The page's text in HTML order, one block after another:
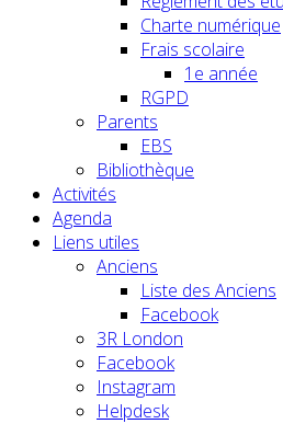
Charte numérique
Frais scolaire
1e année
RGPD
Parents
EBS
Bibliothèque
Activités
Agenda
Liens utiles
Anciens
Liste des Anciens
Facebook
3R London
Facebook
Instagram
Helpdesk